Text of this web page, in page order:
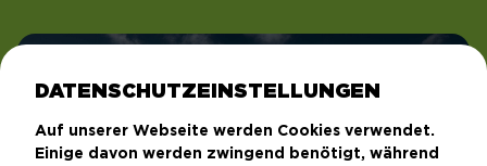
DATENSCHUTZEINSTELLUNGEN
Auf unserer Webseite werden Cookies verwendet.
Einige davon werden zwingend benötigt, während